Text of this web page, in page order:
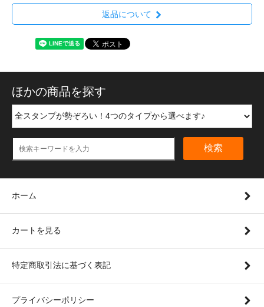
返品について
ほかの商品を探す
検索
ホーム
カートを見る
特定商取引法に基づく表記
プライバシーポリシー